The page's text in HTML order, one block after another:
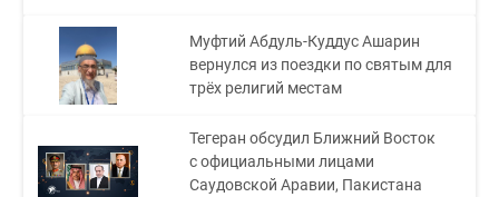
Муфтий Абдуль-Куддус Ашарин
вернулся из поездки по святым для
трёх религий местам
Тегеран обсудил Ближний Восток
с официальными лицами
Саудовской Аравии, Пакистана